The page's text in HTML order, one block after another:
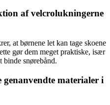
af velcrolukningerne
at børnene let kan tage skoene
gør dem meget praktiske, især
snørebånd.
materialer i